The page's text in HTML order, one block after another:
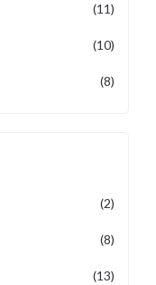
(11)
(10)
(8)
(2)
(8)
(13)